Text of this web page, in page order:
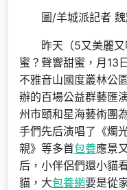
圖/羊城派記者 魏
昨天（5又美麗又
蜜？聲響甜蜜，月13
不雅音山國度叢林公
辦的百場公益群藝匯
州市頤和星海藝術團
手們先后演唱了《燭
親》等多首包養應景又
后，小伴侶們還小貓
貓，大包養網要是從